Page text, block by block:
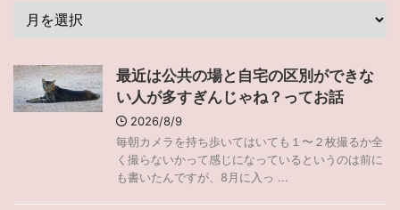
最近は公共の場と自宅の区別ができな
い人が多すぎんじゃね？ってお話
2026/8/9
毎朝カメラを持ち歩いてはいても１〜２枚撮るか全
く撮らないかって感じになっているというのは前に
も書いたんですが、8月に入っ ...